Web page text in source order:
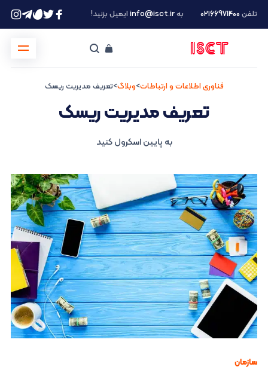
تلفن ۰۲۱66971400 بهinfo@isct.irایمیل بزنید!
فناوری اطلاعات و ارتباطات>وبلاگ>تعریف مدیریت ریسک
تعریف مدیریت ریسک
به پایین اسکرول کنید
سازمان